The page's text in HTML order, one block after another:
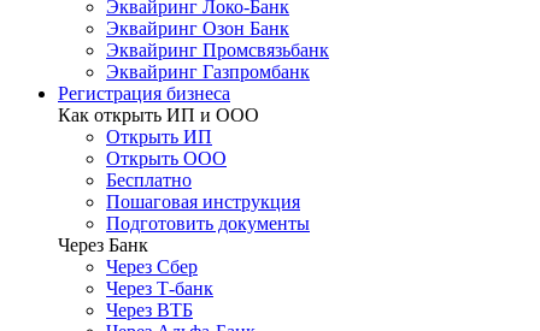
Эквайринг Локо-Банк
Эквайринг Озон Банк
Эквайринг Промсвязьбанк
Эквайринг Газпромбанк
Регистрация бизнеса
Как открыть ИП и ООО
Открыть ИП
Открыть ООО
Бесплатно
Пошаговая инструкция
Подготовить документы
Через Банк
Через Сбер
Через Т-банк
Через ВТБ